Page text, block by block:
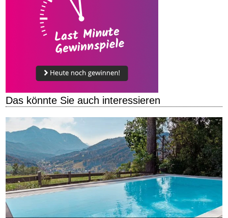
Das könnte Sie auch interessieren